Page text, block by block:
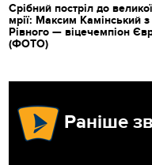
Срібний постріл до великої
мрії: Максим Камінський з
Рівного — віцечемпіон
(ФОТО)
Раніше